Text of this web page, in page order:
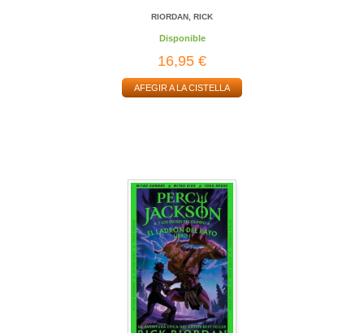
RIORDAN, RICK
Disponible
16,95 €
AFEGIR A LA CISTELLA